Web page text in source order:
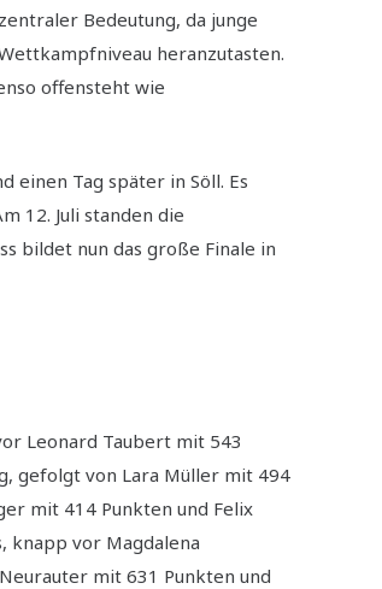
Bedeutung, da junge
heranzutasten.
offensteht wie
einen Tag später in Söll. Es
12. Juli standen die
bildet nun das große Finale in
Leonard Taubert mit 543
gefolgt von Lara Müller mit 494
mit 414 Punkten und Felix
knapp vor Magdalena
mit 631 Punkten und